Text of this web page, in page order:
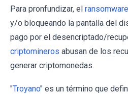
Para pronfundizar, el ransomware
y/o bloqueando la pantalla del
pago por el desencriptado/
criptomineros abusan de los
generar criptomonedas.
"Troyano" es un término que